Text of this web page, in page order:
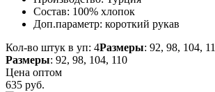
Состав: 100% хлопок
Доп.параметр: короткий рукав
Кол-во штук в уп: 4Размеры: 92, 98, 104,
Размеры: 92, 98, 104, 110
Цена оптом
635 руб.